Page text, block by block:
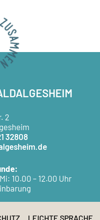
2
32808
10.00 – 12.00 Uhr
LEICHTE SPRACHE